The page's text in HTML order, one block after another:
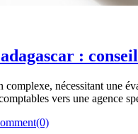
:
nécessitant une
vers une